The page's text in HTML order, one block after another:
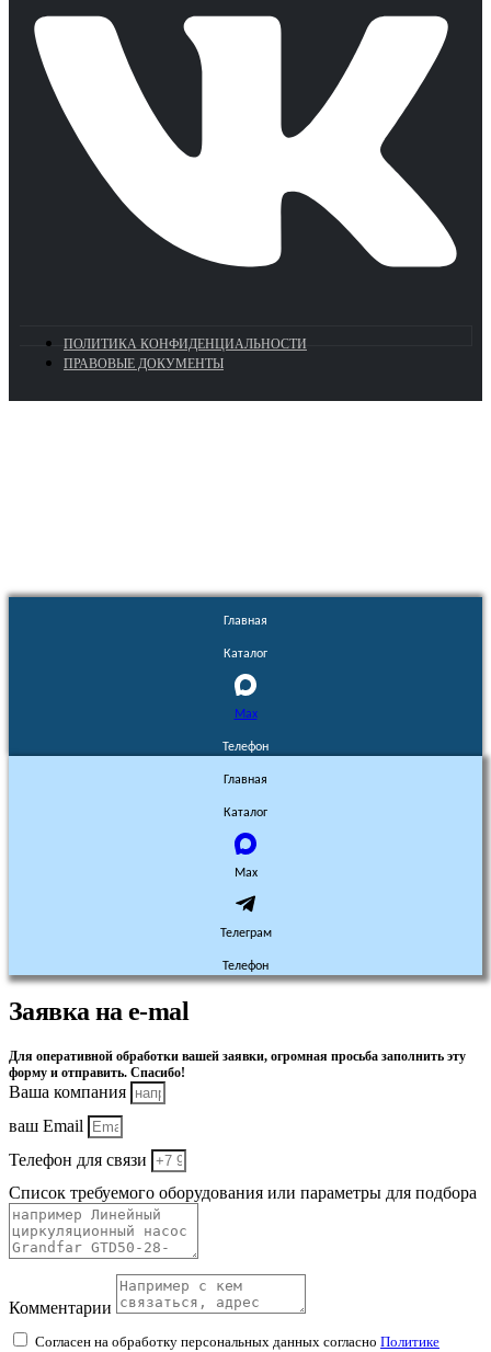
ПОЛИТИКА КОНФИДЕНЦИАЛЬНОСТИ
ПРАВОВЫЕ ДОКУМЕНТЫ
Главная
Каталог
Max
Телефон
Главная
Каталог
Max
Телеграм
Телефон
Заявка на e-mal
Для оперативной обработки вашей заявки, огромная просьба заполнить эту
форму и отправить. Спасибо!
Ваша компания
ваш Email
Телефон для связи
Список требуемого оборудования или параметры для подбора
Комментарии
Согласен на обработку персональных данных согласно Политике